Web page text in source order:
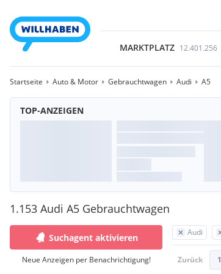
MARKTPLATZ 12.401.256
Startseite Auto & Motor Gebrauchtwagen Audi A5
TOP-ANZEIGEN
1.153 Audi A5 Gebrauchtwagen
Audi
Zurück 1
Suchagent aktivieren
Neue Anzeigen per Benachrichtigung!